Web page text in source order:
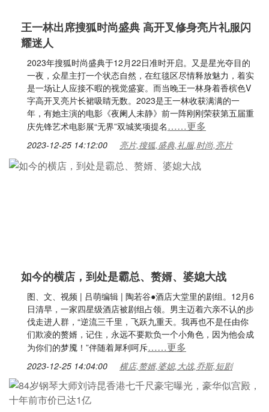
王一林出席搜狐时尚盛典 高开叉修身亮片礼服闪
耀迷人
2023年搜狐时尚盛典于12月22日准时开启。又是星光夺目的
一夜，众星主打一个状态自然，在红毯区尽情释放魅力，着实
是一场让人应接不暇的视觉盛宴。而当晚王一林身着香槟色V
字高开叉亮片长裙吸睛无数。2023是王一林收获满满的一
年，有她主演的电影《夜阑人未静》前一阵刚刚荣获第五届重
庆先锋艺术电影展“无界”双城奖项提名……更多
2023-12-25 14:12:00 亮片,搜狐,盛典,礼服,时尚,亮片
如今的横店，到处是霸总、赘婿、婆媳大战
图、文、视频 | 吕萌编辑 | 陶若谷●酒店大堂里的剧组。12月6
日清早，一家四星级酒店被剧组占领。男主迈着六亲不认的步
伐走进人群，“逆流三千里，飞跃九重天。我再也不是任由你
们欺凌的赘婿，记住，永远不要欺负一个小角色，因为他会成
为你们的梦魇！”伴随着犀利呵斥……更多
2023-12-25 14:04:00 横店,赘婿,婆媳,大战,乔斯,短剧